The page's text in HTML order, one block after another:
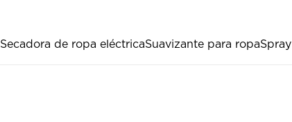
Secadora de ropa eléctricaSuavizante para ropaSpray